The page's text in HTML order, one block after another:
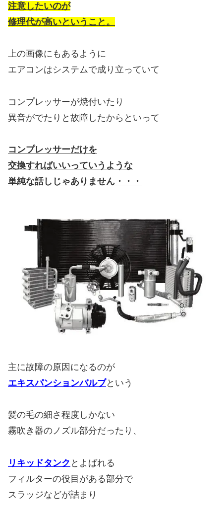
注意したいのが
修理代が高いということ。
上の画像にもあるように
エアコンはシステムで成り立っていて
コンプレッサーが焼付いたり
異音がでたりと故障したからといって
コンプレッサーだけを
交換すればいいっていうような
単純な話しじゃありません・・・
主に故障の原因になるのが
エキスパンションバルブという
髪の毛の細さ程度しかない
霧吹き器のノズル部分だったり、
リキッドタンク とよばれる
フィルターの役目がある部分で
スラッジなどが詰まり